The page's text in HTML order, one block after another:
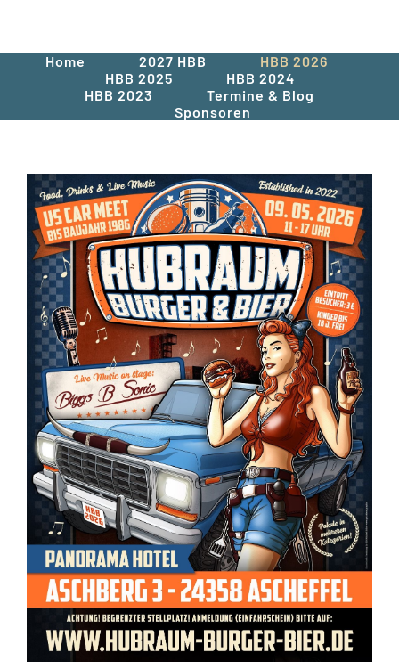
Home 2027 HBB
HBB 2026
HBB 2025
HBB 2024
HBB 2023
Termine & Blog
Sponsoren